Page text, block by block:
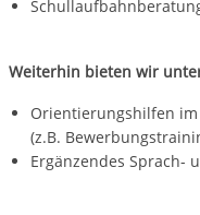
Weiterhin bieten wir
Orientierungshilfen
(z.B.
Ergänzendes Sprach-